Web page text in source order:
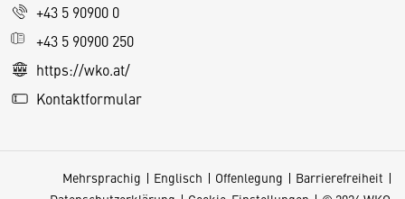
+43 5 90900 0
+43 5 90900 250
https://wko.at/
Kontaktformular
Mehrsprachig Englisch Offenlegung
Barrierefreiheit
s
e
S
e